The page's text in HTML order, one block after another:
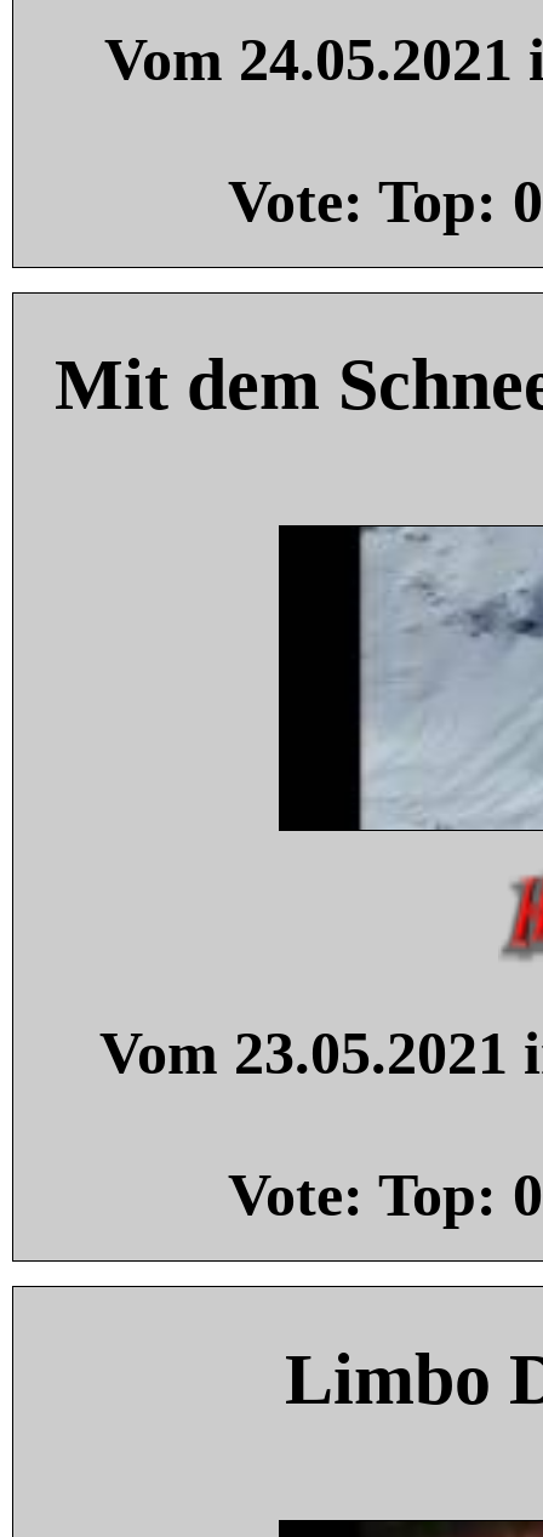
Vom
Vote: Top: 0
Mit dem
Vom
Vote: Top: 0
Limbo